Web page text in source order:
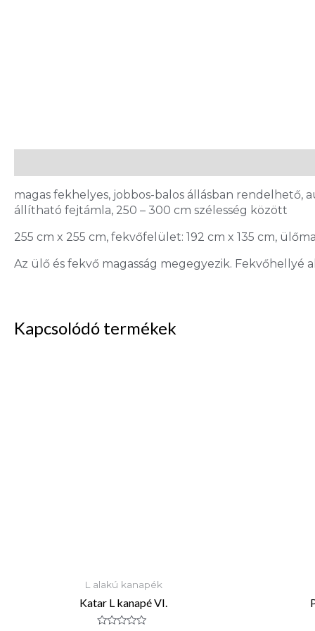
magas fekhelyes, jobbos-balos állásban
állítható fejtámla, 250 – 300 cm szélesség között
255 cm x 255 cm, fekvőfelület: 192 cm x 135 cm,
Az ülő és fekvő magasság megegyezik. Fekvőhellyé
Kapcsolódó termékek
L alakú kanapék
Katar L kanapé VI.